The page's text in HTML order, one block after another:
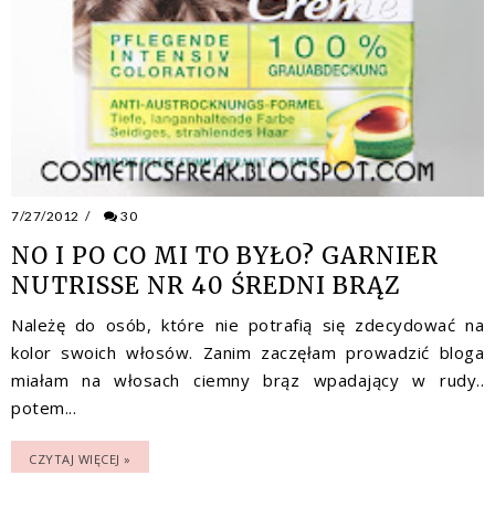
7/27/2012 / 30
NO I PO CO MI TO BYŁO? GARNIER
NUTRISSE NR 40 ŚREDNI BRĄZ
Należę do osób, które nie potrafią się zdecydować na
kolor swoich włosów. Zanim zaczęłam prowadzić bloga
miałam na włosach ciemny brąz wpadający w rudy..
potem...
CZYTAJ WIĘCEJ »